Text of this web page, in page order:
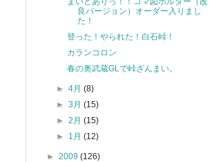
良バージョン）オーダー入りまし
た！
登った！やられた！白石峠！
カランコロン
春の奥武蔵GLで峠ざんまい。
►4月(8)
►3月(15)
►2月(15)
► 1月(12)
► 2009 (126)